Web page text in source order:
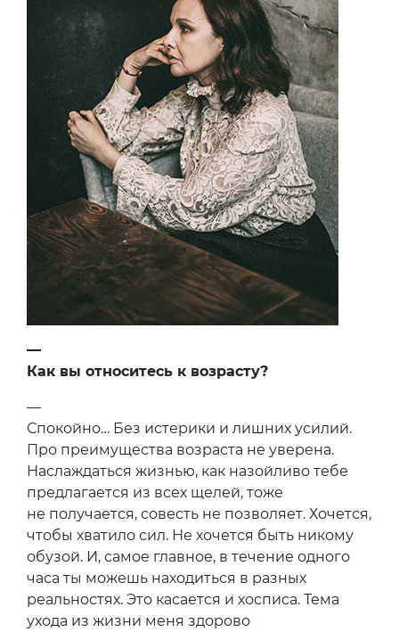
—
Как вы относитесь к возрасту?
—
Спокойно… Без истерики и лишних усилий.
Про преимущества возраста не уверена.
Наслаждаться жизнью, как назойливо тебе
предлагается из всех щелей, тоже
не получается, совесть не позволяет. Хочется,
чтобы хватило сил. Не хочется быть никому
обузой. И, самое главное, в течение одного
часа ты можешь находиться в разных
реальностях. Это касается и хосписа. Тема
ухода из жизни меня здорово